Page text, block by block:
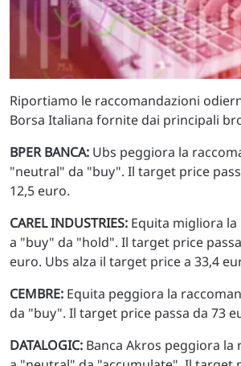
Riportiamo le raccomandazioni
Borsa Italiana fornite dai principali
BPER BANCA: Ubs peggiora la
"neutral" da "buy". Il target price
12,5 euro.
CAREL INDUSTRIES: Equita migliora
a "buy" da "hold". Il target price
euro. Ubs alza il target price a 33,4
CEMBRE: Equita peggiora la
da "buy". Il target price passa da 73
DATALOGIC: Banca Akros peggiora la